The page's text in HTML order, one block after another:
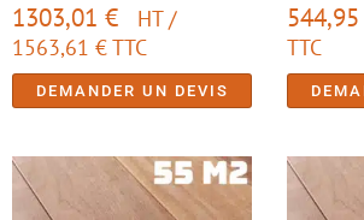
1303,01 €
HT /
1563,61 €TTC
DEMANDER UN DEVIS
544,95
TTC